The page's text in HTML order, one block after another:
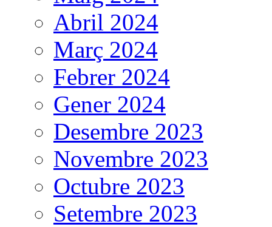
Abril 2024
Març 2024
Febrer 2024
Gener 2024
Desembre 2023
Novembre 2023
Octubre 2023
Setembre 2023